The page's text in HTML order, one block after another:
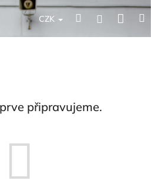
CZK HledatPřihlášení
připravujeme.